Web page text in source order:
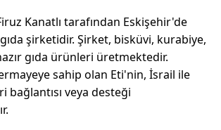
Kanatlı tarafından Eskişehir'de
şirketidir. Şirket, bisküvi, kurabiye,
gıda ürünleri üretmektedir.
sahip olan Eti'nin, İsrail ile
veya desteği